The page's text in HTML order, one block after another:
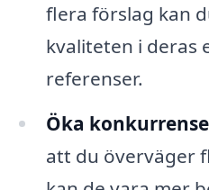
flera förslag kan
kvaliteten i deras
referenser.
Öka
att du överväger